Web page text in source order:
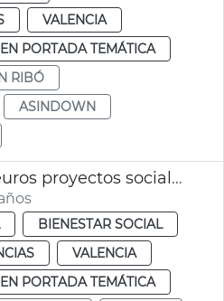
VALENCIA
EN PORTADA TEMÁTICA
RIBÓ
ASINDOWN
Ayudas 1 millón euros proyectos sociales
BIENESTAR SOCIAL
VALENCIA
EN PORTADA TEMÁTICA